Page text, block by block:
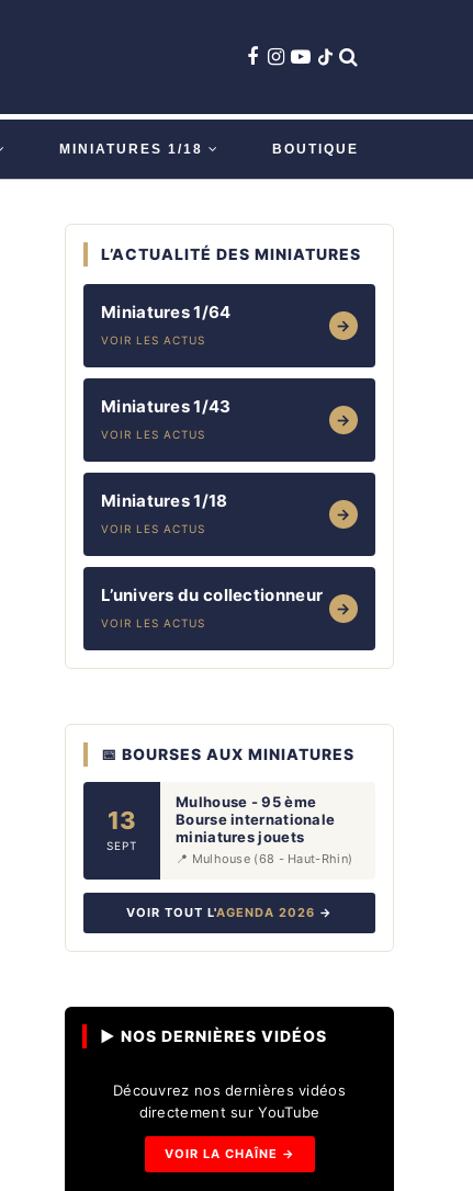
MINIATURES 1/18 BOUTIQUE
L’ACTUALITÉ DES MINIATURES
Miniatures 1/64
VOIR LES ACTUS
→
Miniatures 1/43
VOIR LES ACTUS
→
Miniatures 1/18
VOIR LES ACTUS
→
L’univers du collectionneur
VOIR LES ACTUS
→
📅 BOURSES AUX MINIATURES
13
SEPT
Mulhouse - 95 ème
Bourse internationale
miniatures jouets
📍 Mulhouse (68 - Haut-Rhin)
VOIR TOUT L'AGENDA 2026 →
▶ NOS DERNIÈRES VIDÉOS
Découvrez nos dernières vidéos
directement sur YouTube
VOIR LA CHAÎNE →